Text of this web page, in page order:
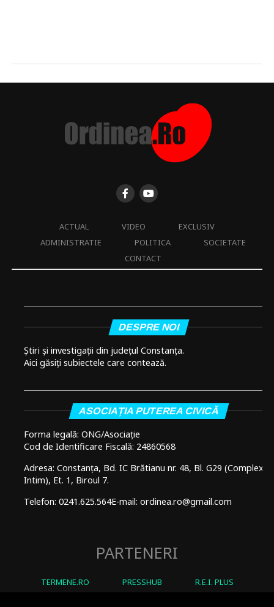
ACTUAL VIDEO
EXCLUSIV
ADMINISTRATIE
POLITICA
SOCIETATE
CONTACT
DESPRE NOI
Știri și investigații din județul Constanța.
Aici găsiți subiectele care contează.
ASOCIAȚIA PUTEREA CIVICĂ
Forma legală: ONG/Asociație
Cod de Identificare Fiscală: 24860568
Adresa: Constanța, Bd. IC Brătianu nr. 48, Bl. G29 (Complex
Intim), Et. 1, Biroul 7.
Telefon: 0241.625.564E-mail: ordinea.ro@gmail.com
PARTENERI
TERMENE.RO PRESSHUB R.E.I. PLUS